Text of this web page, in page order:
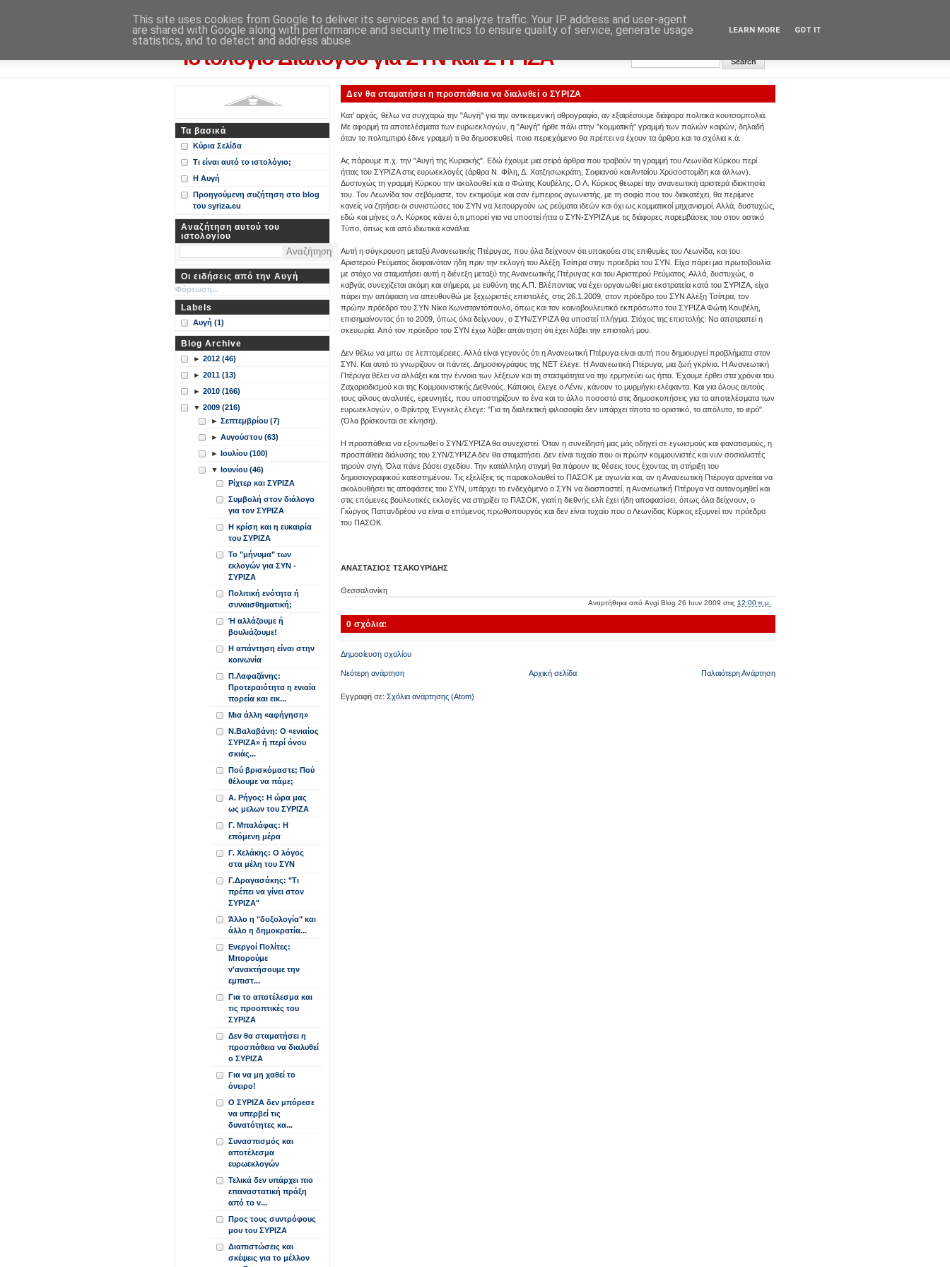
Αυγή: Κεντρική σελίδα
Ιστολόγιο Διαλόγου για ΣΥΝ και ΣΥΡΙΖΑ
Περί ΣΥΝ, ΣΥΡΙΖΑ και ευρωεκλογικού αποτελέσματος: από την εφημερίδα "Αυγή"
Δεν θα σταματήσει η προσπάθεια να διαλυθεί ο ΣΥΡΙΖΑ
Κατ' αρχάς, θέλω να συγχαρώ την "Αυγή" για την αντικειμενική αθρογραφία, αν εξαιρέσουμε διάφορα πολιτικά κουτσομπολιά.
Με αφορμή τα αποτελέσματα των ευρωεκλογών, η "Αυγή" ήρθε πάλι στην "κομματική" γραμμή των παλιών καιρών, δηλαδή
όταν το πολιτμπιρό έδινε γραμμή τι θα δημοσιευθεί, ποιο περιεχόμενο θα πρέπει να έχουν τα άρθρα και τα σχόλια κ.ά.
Ας πάρουμε π.χ. την "Αυγή της Κυριακής". Εδώ έχουμε μια σειρά άρθρα που τραβούν τη γραμμή του Λεωνίδα Κύρκου περί
ήττας του ΣΥΡΙΖΑ στις ευρωεκλογές (άρθρα Ν. Φίλη, Δ. Χατζησωκράτη, Σοφιανού και Ανταίου Χρυσοστομίδη και άλλων).
Δυστυχώς τη γραμμή Κύρκου την ακολουθεί και ο Φώτης Κουβέλης. Ο Λ. Κύρκος θεωρεί την ανανεωτική αριστερά ιδιοκτησία
του. Τον Λεωνίδα τον σεβόμαστε, τον εκτιμούμε και σαν έμπειρος αγωνιστής, με τη σοφία που τον διακατέχει, θα περίμενε
κανείς να ζητήσει οι συνιστώσες του ΣΥΝ να λειτουργούν ως ρεύματα ιδεών και όχι ως κομματικοί μηχανισμοί. Αλλά, δυστυχώς,
εδώ και μήνες ο Λ. Κύρκος κάνει ό,τι μπορεί για να υποστεί ήττα ο ΣΥΝ-ΣΥΡΙΖΑ με τις διάφορες παρεμβάσεις του στον αστικό
Τύπο, όπως και από ιδιωτικά κανάλια.
Αυτή η σύγκρουση μεταξύ Ανανεωτικής Πτέρυγας, που όλα δείχνουν ότι υπακούει στις επιθυμίες του Λεωνίδα, και του
Αριστερού Ρεύματος διαφαινόταν ήδη πριν την εκλογή του Αλέξη Τσίπρα στην προεδρία του ΣΥΝ. Είχα πάρει μια πρωτοβουλία
με στόχο να σταματήσει αυτή η διένεξη μεταξύ της Ανανεωτικής Πτέρυγας και του Αριστερού Ρεύματος. Αλλά, δυστυχώς, ο
καβγάς συνεχίζεται ακόμη και σήμερα, με ευθύνη της Α.Π. Βλέποντας να έχει οργανωθεί μια εκστρατεία κατά του ΣΥΡΙΖΑ, είχα
πάρει την απόφαση να απευθυνθώ με ξεχωριστές επιστολές, στις 26.1.2009, στον πρόεδρο του ΣΥΝ Αλέξη Τσίπρα, τον
πρώην πρόεδρο του ΣΥΝ Νίκο Κωνσταντόπουλο, όπως και τον κοινοβουλευτικό εκπρόσωπο του ΣΥΡΙΖΑ Φώτη Κουβέλη,
επισημαίνοντας ότι το 2009, όπως όλα δείχνουν, ο ΣΥΝ/ΣΥΡΙΖΑ θα υποστεί πλήγμα. Στόχος της επιστολής: Να αποτραπεί η
σκευωρία. Από τον πρόεδρο του ΣΥΝ έχω λάβει απάντηση ότι έχει λάβει την επιστολή μου.
Δεν θέλω να μπω σε λεπτομέρειες. Αλλά είναι γεγονός ότι η Ανανεωτική Πτέρυγα είναι αυτή που δημιουργεί προβλήματα στον
ΣΥΝ. Και αυτό το γνωρίζουν οι πάντες. Δημοσιογράφος της ΝΕΤ έλεγε: Η Ανανεωτική Πτέρυγα, μια ζωή γκρίνια. Η Ανανεωτική
Πτέρυγα θέλει να αλλάξει και την έννοια των λέξεων και τη στασιμότητα να την ερμηνεύει ως ήττα. Έχουμε έρθει στα χρόνια του
Ζαχαριαδισμού και της Κομμουνιστικής Διεθνούς. Κάποιοι, έλεγε ο Λένιν, κάνουν το μυρμήγκι ελέφαντα. Και για όλους αυτούς
τους φίλους αναλυτές, ερευνητές, που υποστηρίζουν το ένα και το άλλο ποσοστό στις δημοσκοπήσεις για τα αποτελέσματα των
ευρωεκλογών, ο Φρίντριχ Ένγκελς έλεγε: "Για τη διαλεκτική φιλοσοφία δεν υπάρχει τίποτα το οριστικό, το απόλυτο, το ιερό".
(Όλα βρίσκονται σε κίνηση).
Η προσπάθεια να εξοντωθεί ο ΣΥΝ/ΣΥΡΙΖΑ θα συνεχιστεί. Όταν η συνείδησή μας μάς οδηγεί σε εγωισμούς και φανατισμούς, η
προσπάθεια διάλυσης του ΣΥΝ/ΣΥΡΙΖΑ δεν θα σταματήσει. Δεν είναι τυχαίο που οι πρώην κομμουνιστές και νυν σοσιαλιστές
τηρούν σιγή. Όλα πάνε βάσει σχεδίου. Την κατάλληλη στιγμή θα πάρουν τις θέσεις τους έχοντας τη στήριξη του
δημοσιογραφικού κατεστημένου. Τις εξελίξεις τις παρακολουθεί το ΠΑΣΟΚ με αγωνία και, αν η Ανανεωτική Πτέρυγα αρνείται να
ακολουθήσει τις αποφάσεις του ΣΥΝ, υπάρχει το ενδεχόμενο ο ΣΥΝ να διασπαστεί, η Ανανεωτική Πτέρυγα να αυτονομηθεί και
στις επόμενες βουλευτικές εκλογές να στηρίξει το ΠΑΣΟΚ, γιατί η διεθνής ελίτ έχει ήδη αποφασίσει, όπως όλα δείχνουν, ο
Γιώργος Παπανδρέου να είναι ο επόμενος πρωθυπουργός και δεν είναι τυχαίο που ο Λεωνίδας Κύρκος εξυμνεί τον πρόεδρο
του ΠΑΣΟΚ.
ΑΝΑΣΤΑΣΙΟΣ ΤΣΑΚΟΥΡΙΔΗΣ
Θεσσαλονίκη
Αναρτήθηκε από Avgi Blog 26 Ιουν 2009 στις 12:00 π.μ.
0 σχόλια:
Δημοσίευση σχολίου
Νεότερη ανάρτηση Παλαιότερη Ανάρτηση
Αρχική σελίδα
Εγγραφή σε: Σχόλια ανάρτησης (Atom)
Τα βασικά
Κύρια Σελίδα
Τι είναι αυτό το ιστολόγιο;
Η Αυγή
Προηγούμενη συζήτηση στο blog
του syriza.eu
Αναζήτηση αυτού του
ιστολογίου
Οι ειδήσεις από την Αυγή
Φόρτωση...
Labels
Αυγή (1)
Blog Archive
► 2012 (46)
► 2011 (13)
► 2010 (166)
▼ 2009 (216)
► Σεπτεμβρίου (7)
► Αυγούστου (63)
► Ιουλίου (100)
▼ Ιουνίου (46)
Ρίχτερ και ΣΥΡΙΖΑ
Συμβολή στον διάλογο
για τον ΣΥΡΙΖΑ
Η κρίση και η ευκαιρία
του ΣΥΡΙΖΑ
Το "μήνυμα" των
εκλογών για ΣΥΝ -
ΣΥΡΙΖΑ
Πολιτική ενότητα ή
συναισθηματική;
Ή αλλάζουμε ή
βουλιάζουμε!
Η απάντηση είναι στην
κοινωνία
Π.Λαφαζάνης:
Προτεραιότητα η ενιαία
πορεία και εικ...
Μια άλλη «αφήγηση»
Ν.Βαλαβάνη: Ο «ενιαίος
ΣΥΡΙΖΑ» ή περί όνου
σκιάς...
Πού βρισκόμαστε; Πού
θέλουμε να πάμε;
Α. Ρήγος: Η ώρα μας
ως μελων του ΣΥΡΙΖΑ
Γ. Μπαλάφας: Η
επόμενη μέρα
Γ. Χελάκης: Ο λόγος
στα μέλη του ΣΥΝ
Γ.Δραγασάκης: "Τι
πρέπει να γίνει στον
ΣΥΡΙΖΑ"
Άλλο η "δοξολογία" και
άλλο η δημοκρατία...
Ενεργοί Πολίτες:
Μπορούμε
ν'ανακτήσουμε την
εμπιστ...
Για το αποτέλεσμα και
τις προοπτικές του
ΣΥΡΙΖΑ
Δεν θα σταματήσει η
προσπάθεια να διαλυθεί
ο ΣΥΡΙΖΑ
Για να μη χαθεί το
όνειρο!
Ο ΣΥΡΙΖΑ δεν μπόρεσε
να υπερβεί τις
δυνατότητες κα...
Συνασπισμός και
αποτέλεσμα
ευρωεκλογών
Τελικά δεν υπάρχει πιο
επαναστατική πράξη
από το ν...
Προς τους συντρόφους
μου του ΣΥΡΙΖΑ
Διαπιστώσεις και
σκέψεις για το μέλλον
This site uses cookies from Google to deliver its services and to analyze traffic. Your IP address and user-agent
are shared with Google along with performance and security metrics to ensure quality of service, generate usage
statistics, and to detect and address abuse.
LEARN MORE GOT IT